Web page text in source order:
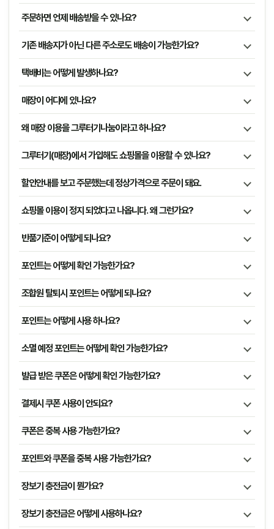
주문하면 언제 배송받을 수 있나요?
기존 배송지가 아닌 다른 주소로도 배송이 가능한가요?
택배비는 어떻게 발생하나요?
매장이 어디에 있나요?
왜 매장 이용을 그루터기나눔이라고 하나요?
그루터기(매장)에서 가입해도 쇼핑몰을 이용할 수 있나요?
할인안내를 보고 주문했는데 정상가격으로 주문이 돼요.
쇼핑몰 이용이 정지 되었다고 나옵니다. 왜 그런가요?
반품기준이 어떻게 되나요?
포인트는 어떻게 확인 가능한가요?
조합원 탈퇴시 포인트는 어떻게 되나요?
포인트는 어떻게 사용 하나요?
소멸 예정 포인트는 어떻게 확인 가능한가요?
발급 받은 쿠폰은 어떻게 확인 가능한가요?
결제시 쿠폰 사용이 안되요?
쿠폰은 중복 사용 가능한가요?
포인트와 쿠폰을 중복 사용 가능한가요?
장보기 충전금이 뭔가요?
장보기 충전금은 어떻게 사용하나요?